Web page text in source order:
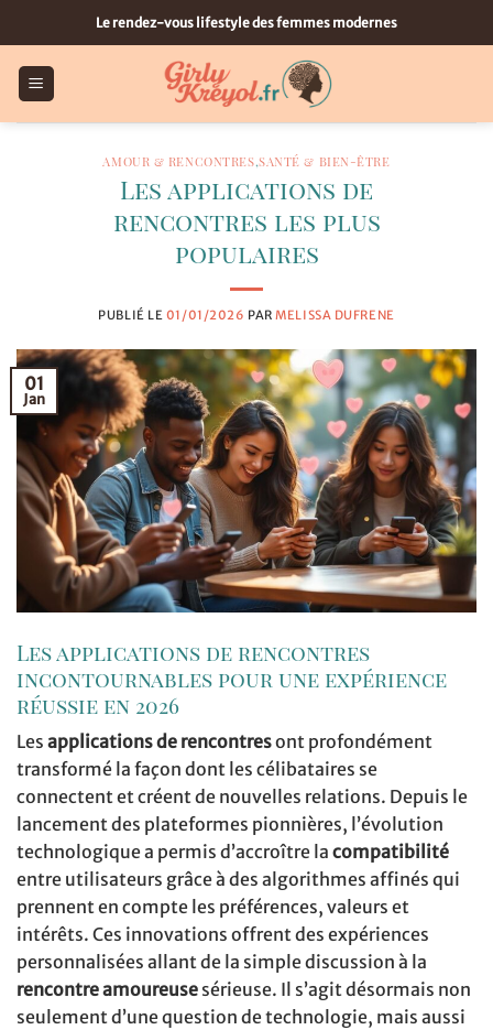
au
contenu
Le rendez-vous lifestyle des femmes modernes
AMOUR & RENCONTRES,SANTÉ & BIEN-ÊTRE
Les applications de
rencontres les plus
populaires
PUBLIÉ LE 01/01/2026 PARMELISSA DUFRENE
01
Jan
Les applications de rencontres
incontournables pour une expérience
réussie en 2026
Les applications de rencontresont profondément
transformé la façon dont les célibataires se
connectent et créent de nouvelles relations. Depuis le
lancement des plateformes pionnières, l’évolution
technologique a permis d’accroître la compatibilité
entre utilisateurs grâce à des algorithmes affinés qui
prennent en compte les préférences, valeurs et
intérêts. Ces innovations offrent des expériences
personnalisées allant de la simple discussion à la
rencontre amoureuse sérieuse. Il s’agit désormais non
seulement d’une question de technologie, mais aussi